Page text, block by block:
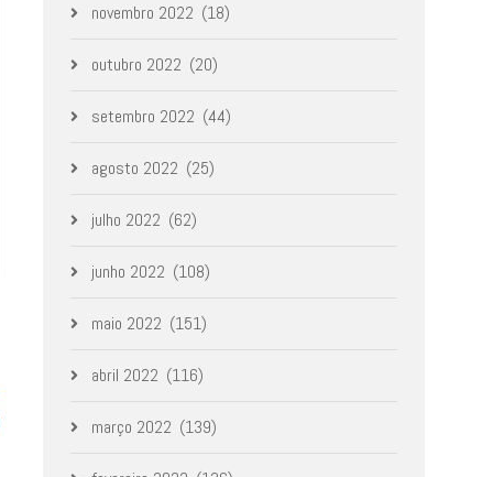
novembro 2022 (18)
outubro 2022 (20)
setembro 2022 (44)
agosto 2022 (25)
julho 2022 (62)
junho 2022 (108)
maio 2022 (151)
abril 2022 (116)
março 2022 (139)